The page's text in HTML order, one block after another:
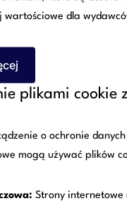
zapewnić:
do dezynfekcji
pracy wynoszącą
własnej woli wybrać
wartościowe dla
plikami cookie
o ochronie
mogą używać plików
Strony internetowe